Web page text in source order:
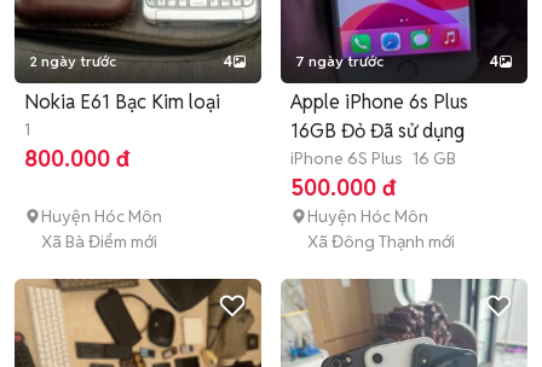
2 ngày trước 4
Nokia E61 Bạc Kim loại
1
800.000 đ
Huyện Hóc Môn
Xã Bà Điểm mới
7 ngày trước 4
Apple iPhone 6s Plus
16GB Đỏ Đã sử dụng
iPhone 6S Plus 16 GB
500.000 đ
Huyện Hóc Môn
Xã Đông Thạnh mới